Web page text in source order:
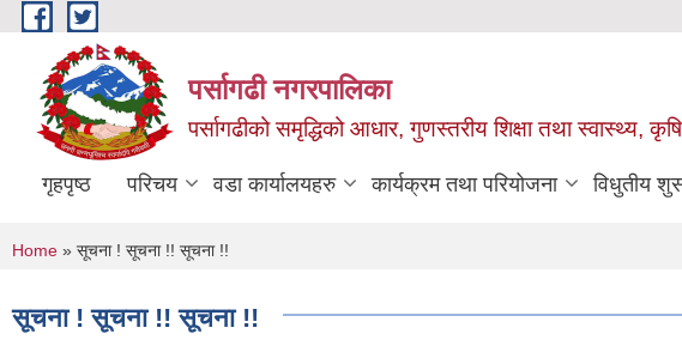
Skip to main content
पर्सागढी नगरपालिका
पर्सागढीको समृद्धिको आधार, गुणस्तरीय शिक्षा तथा स्वास्थ्य,
गृहपृष्ठ परिचय वडा कार्यालयहरु कार्यक्रम तथा परियोजना विधुतीय
You are here
Home » सूचना ! सूचना !! सूचना !!
सूचना ! सूचना !! सूचना !!